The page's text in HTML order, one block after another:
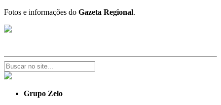
Fotos e informações do Gazeta Regional.
Grupo Zelo